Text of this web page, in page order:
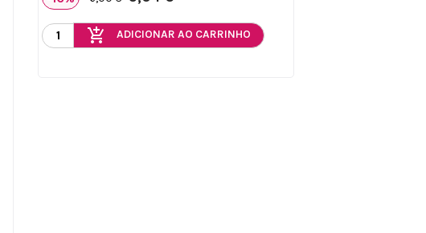
add_shopping_cart ADICIONAR AO CARRINHO